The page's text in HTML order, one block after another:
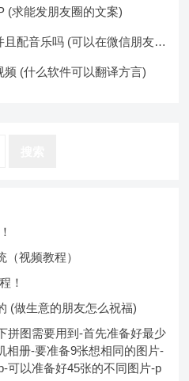
(求能发朋友圈的文案)
配音乐吗 (可以在微信朋友圈
(什么软件可以翻译方言)
（视频教程）
！
(做生意的朋友怎么祝福)
拼图需要用到-首先准备好最少
相册-要准备9张想相同的图片-
可以准备好45张的不同图片-p